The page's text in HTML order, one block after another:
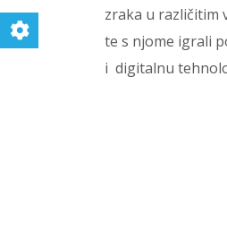
zraka u različitim
te s njome igrali
i digitalnu